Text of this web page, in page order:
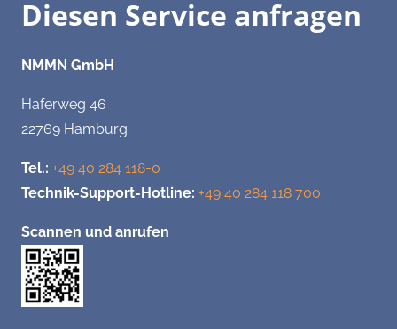
Diesen Service anfragen
NMMN GmbH
Haferweg 46
22769 Hamburg
Tel.: +49 40 284 118-0
Technik-Support-Hotline: +49 40 284 118 700
Scannen und anrufen